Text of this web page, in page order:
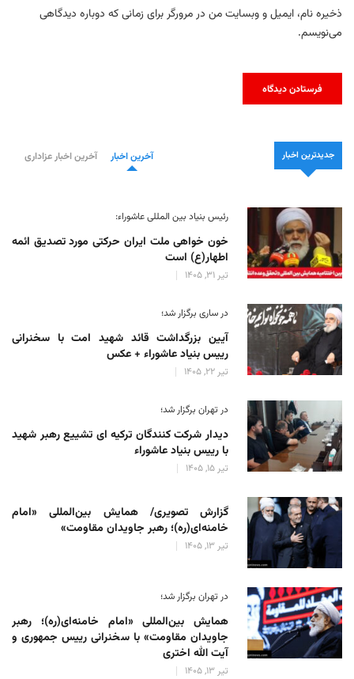
ذخیره نام، ایمیل و وبسایت من در مرورگر برای زمانی که دوباره دیدگاهی
می‌نویسم.
جدیدترین اخبار آخرین اخبار آخرین اخبار عزاداری
رئیس بنیاد بین المللی عاشوراء:
خون خواهی ملت ایران حرکتی مورد تصدیق ائمه
اطهار(ع) است
تیر 31, 1405
در ساری برگزار شد؛
آیین بزرگداشت قائد شهید امت با سخنرانی
رییس بنیاد عاشوراء + عکس
تیر 22, 1405
در تهران برگزار شد؛
دیدار شرکت کنندگان ترکیه ای تشییع رهبر شهید
با رییس بنیاد عاشوراء
تیر 15, 1405
گزارش تصویری/ همایش بین‌المللی «امام
خامنه‌ای(ره)؛ رهبر جاویدان مقاومت»
تیر 13, 1405
در تهران برگزار شد؛
همایش بین‌المللی «امام خامنه‌ای(ره)؛ رهبر
جاویدان مقاومت» با سخنرانی رییس جمهوری و
آیت الله اختری
تیر 13, 1405